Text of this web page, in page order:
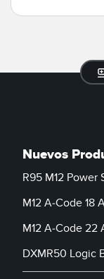
Nuevos
R95 M12 Power
M12 A-Code 18
M12 A-Code 22
DXMR50 Logic